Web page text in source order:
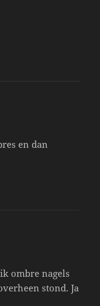
en dan
ombre nagels
stond. Ja